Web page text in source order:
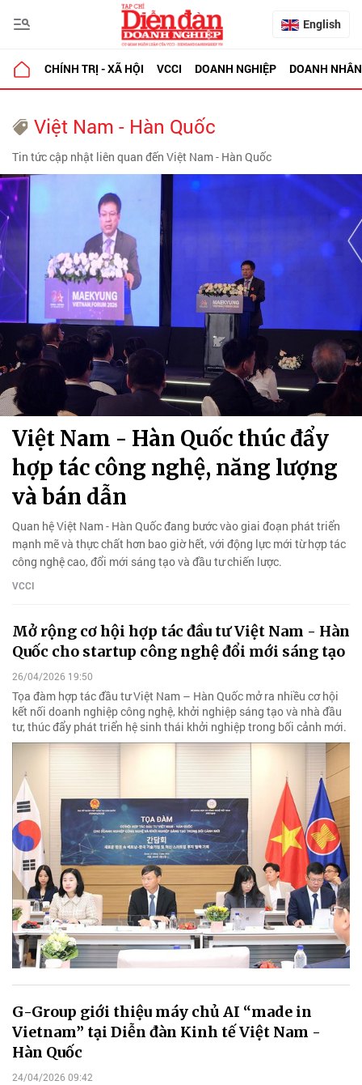
English
CHÍNH TRỊ - XÃ HỘI VCCI DOANH NGHIỆP DOANH NHÂN
Việt Nam - Hàn Quốc
Tin tức cập nhật liên quan đến Việt Nam - Hàn Quốc
Việt Nam - Hàn Quốc thúc đẩy
hợp tác công nghệ, năng lượng
và bán dẫn
Quan hệ Việt Nam - Hàn Quốc đang bước vào giai đoạn phát triển
mạnh mẽ và thực chất hơn bao giờ hết, với động lực mới từ hợp tác
công nghệ cao, đổi mới sáng tạo và đầu tư chiến lược.
VCCI
Mở rộng cơ hội hợp tác đầu tư Việt Nam - Hàn
Quốc cho startup công nghệ đổi mới sáng tạo
26/04/2026 19:50
Tọa đàm hợp tác đầu tư Việt Nam – Hàn Quốc mở ra nhiều cơ hội
kết nối doanh nghiệp công nghệ, khởi nghiệp sáng tạo và nhà đầu
tư, thúc đẩy phát triển hệ sinh thái khởi nghiệp trong bối cảnh mới.
G-Group giới thiệu máy chủ AI “made in
Vietnam” tại Diễn đàn Kinh tế Việt Nam -
Hàn Quốc
24/04/2026 09:42